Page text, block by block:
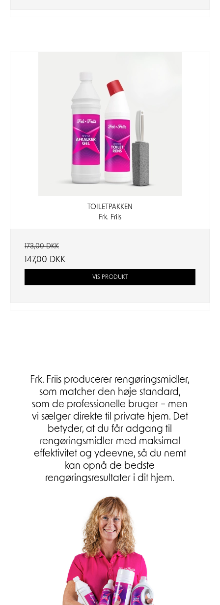
TOILETPAKKEN
Frk. Friis
173,00 DKK
147,00 DKK
VIS PRODUKT
Frk. Friis producerer rengøringsmidler,
som matcher den høje standard,
som de professionelle bruger – men
vi sælger direkte til private hjem. Det
betyder, at du får adgang til
rengøringsmidler med maksimal
effektivitet og ydeevne, så du nemt
kan opnå de bedste
rengøringsresultater i dit hjem.